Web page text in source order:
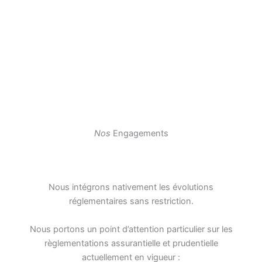
Nos Engagements
Nous intégrons nativement les évolutions
réglementaires sans restriction.
Nous portons un point d’attention particulier sur les
règlementations assurantielle et prudentielle
actuellement en vigueur :